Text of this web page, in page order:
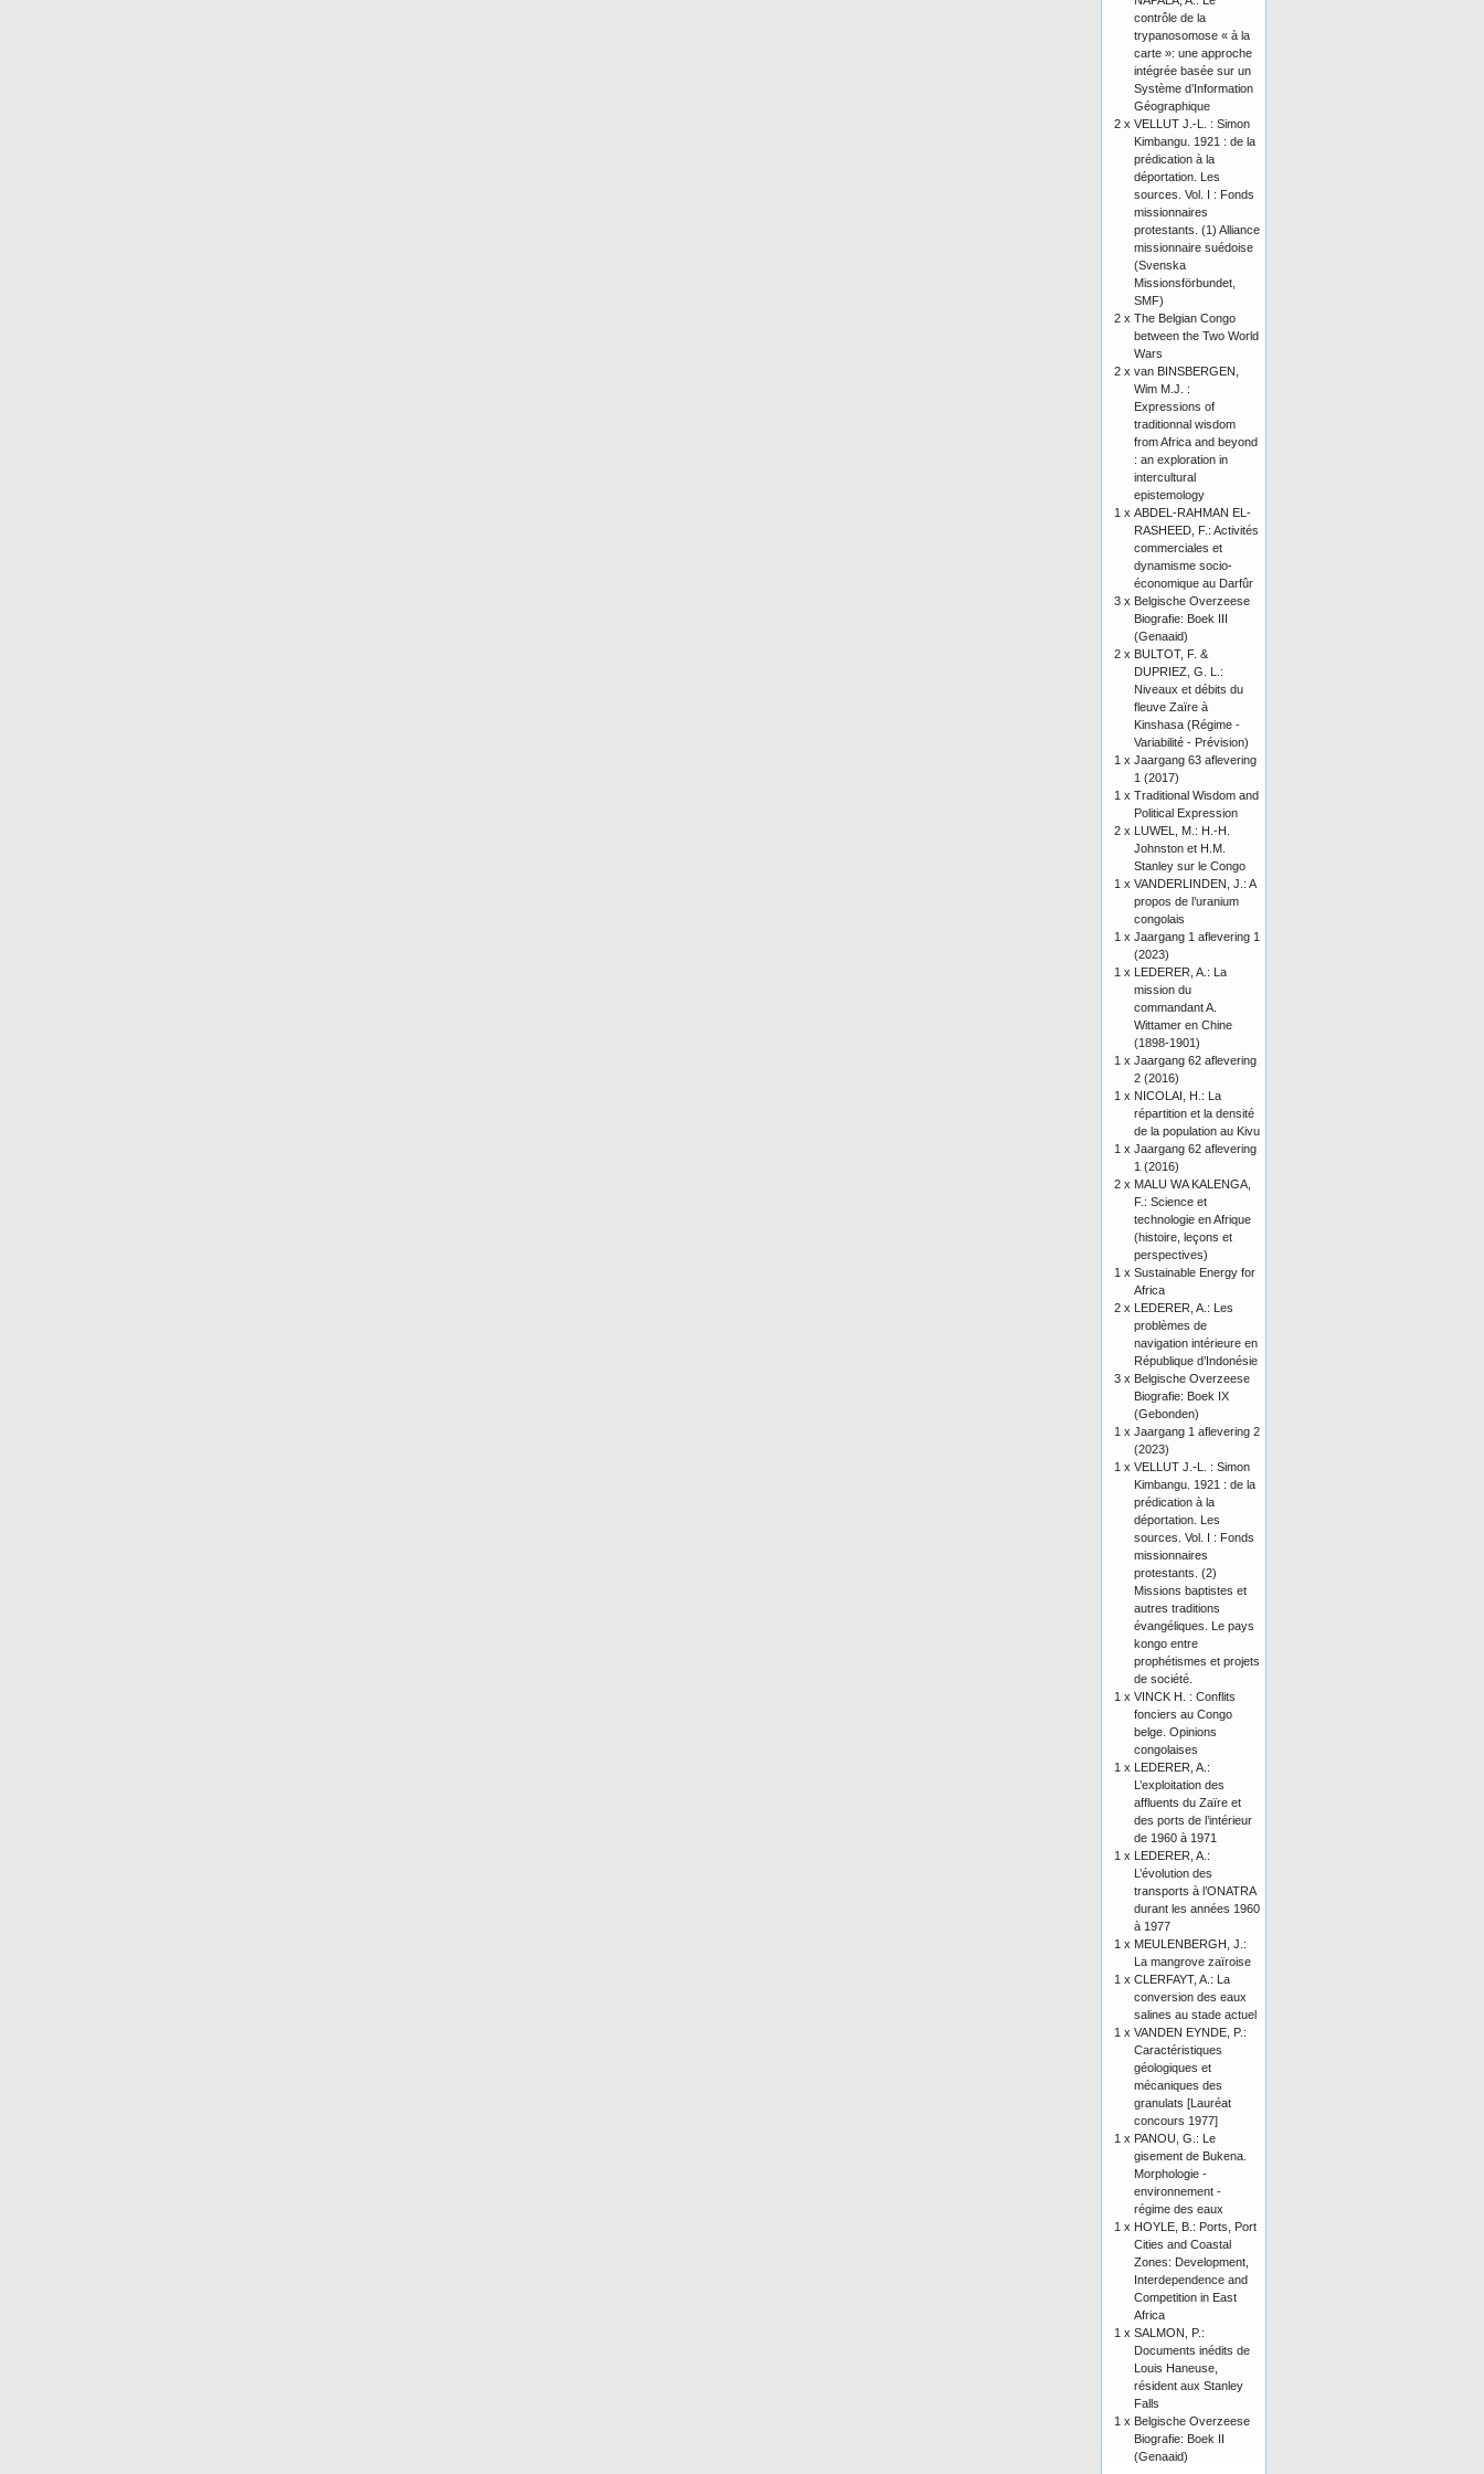
contrôle de la
trypanosomose « à la
carte »: une approche
intégrée basée sur un
Système d’Information
Géographique
2 x VELLUT J.-L. : Simon
Kimbangu. 1921 : de la
prédication à la
déportation. Les
sources. Vol. I : Fonds
missionnaires
protestants. (1) Alliance
missionnaire suédoise
(Svenska
Missionsförbundet,
SMF)
2 x The Belgian Congo
between the Two World
Wars
2 x van BINSBERGEN,
Wim M.J. :
Expressions of
traditionnal wisdom
from Africa and beyond
: an exploration in
intercultural
epistemology
1 x ABDEL-RAHMAN EL-
RASHEED, F.: Activités
commerciales et
dynamisme socio-
économique au Darfûr
3 x Belgische Overzeese
Biografie: Boek III
(Genaaid)
2 x BULTOT, F. &
DUPRIEZ, G. L.:
Niveaux et débits du
fleuve Zaïre à
Kinshasa (Régime -
Variabilité - Prévision)
1 x Jaargang 63 aflevering
1 (2017)
1 x Traditional Wisdom and
Political Expression
2 x LUWEL, M.: H.-H.
Johnston et H.M.
Stanley sur le Congo
1 x VANDERLINDEN, J.: A
propos de l’uranium
congolais
1 x Jaargang 1 aflevering 1
(2023)
1 x LEDERER, A.: La
mission du
commandant A.
Wittamer en Chine
(1898-1901)
1 x Jaargang 62 aflevering
2 (2016)
1 x NICOLAI, H.: La
répartition et la densité
de la population au Kivu
1 x Jaargang 62 aflevering
1 (2016)
2 x MALU WA KALENGA,
F.: Science et
technologie en Afrique
(histoire, leçons et
perspectives)
1 x Sustainable Energy for
Africa
2 x LEDERER, A.: Les
problèmes de
navigation intérieure en
République d’Indonésie
3 x Belgische Overzeese
Biografie: Boek IX
(Gebonden)
1 x Jaargang 1 aflevering 2
(2023)
1 x VELLUT J.-L. : Simon
Kimbangu. 1921 : de la
prédication à la
déportation. Les
sources. Vol. I : Fonds
missionnaires
protestants. (2)
Missions baptistes et
autres traditions
évangéliques. Le pays
kongo entre
prophétismes et projets
de société.
1 x VINCK H. : Conflits
fonciers au Congo
belge. Opinions
congolaises
1 x LEDERER, A.:
L’exploitation des
affluents du Zaïre et
des ports de l’intérieur
de 1960 à 1971
1 x LEDERER, A.:
L’évolution des
transports à l’ONATRA
durant les années 1960
à 1977
1 x MEULENBERGH, J.:
La mangrove zaïroise
1 x CLERFAYT, A.: La
conversion des eaux
salines au stade actuel
1 x VANDEN EYNDE, P.:
Caractéristiques
géologiques et
mécaniques des
granulats [Lauréat
concours 1977]
1 x PANOU, G.: Le
gisement de Bukena.
Morphologie -
environnement -
régime des eaux
1 x HOYLE, B.: Ports, Port
Cities and Coastal
Zones: Development,
Interdependence and
Competition in East
Africa
1 x SALMON, P.:
Documents inédits de
Louis Haneuse,
résident aux Stanley
Falls
1 x Belgische Overzeese
Biografie: Boek II
(Genaaid)